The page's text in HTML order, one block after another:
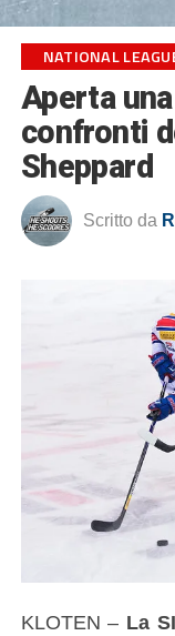
NATIONAL
Aperta
confronti
Sheppard
Scritto da
KLOTEN – La